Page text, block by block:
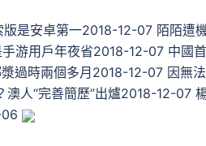
版是安卓第一2018-12-07 陌陌
游用戶年夜省2018-12-07 中國
過時兩個多月2018-12-07 因無
人“完善簡歷”出爐2018-12-07